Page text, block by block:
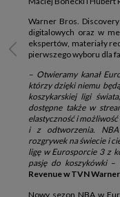
Warner Bros.
digitalowych oraz w
ekspertów, materiały
pierwszego wyboru dla
– Otwieramy kanał
którzy dzięki niemu
koszykarskiej ligi
dostępne także w
elastyczność i
i z odtworzenia.
rozgrywek na świecie i
ligę w Eurosporcie 3 z
pasję do koszykówki–
Revenue w TVN
Nowy sezon NBA w